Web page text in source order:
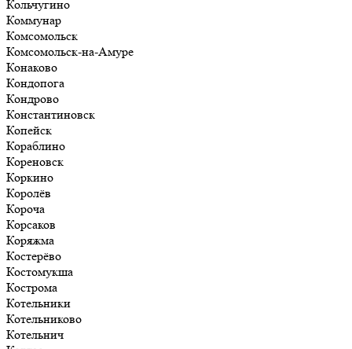
Кольчугино
Коммунар
Комсомольск
Комсомольск-на-Амуре
Конаково
Кондопога
Кондрово
Константиновск
Копейск
Кораблино
Кореновск
Коркино
Королёв
Короча
Корсаков
Коряжма
Костерёво
Костомукша
Кострома
Котельники
Котельниково
Котельнич